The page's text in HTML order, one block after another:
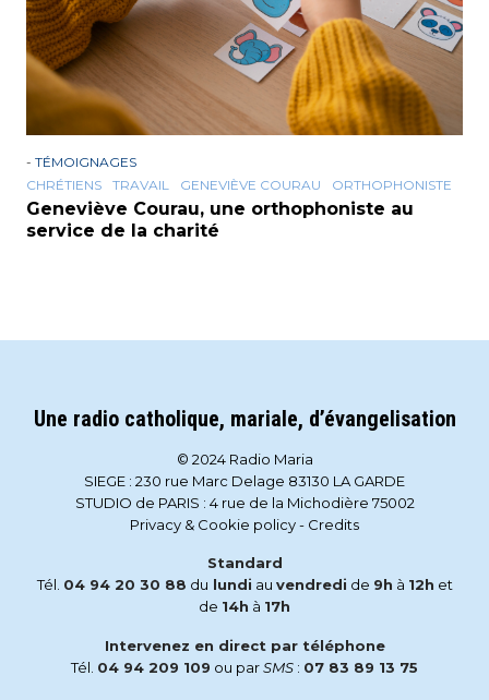
- TÉMOIGNAGES
CHRÉTIENS
TRAVAIL GENEVIÈVE COURAU ORTHOPHONISTE
Geneviève Courau, une orthophoniste au
service de la charité
Une radio catholique, mariale, d’évangelisation
© 2024 Radio Maria
SIEGE : 230 rue Marc Delage 83130 LA GARDE
STUDIO de PARIS : 4 rue de la Michodière 75002
Privacy & Cookie policy- Credits
Standard
Tél. 04 94 20 30 88 du lundi au vendredi de 9h à 12h et
de 14h à 17h
Intervenez en direct par téléphone
Tél. 04 94 209 109 ou parSMS : 07 83 89 13 75